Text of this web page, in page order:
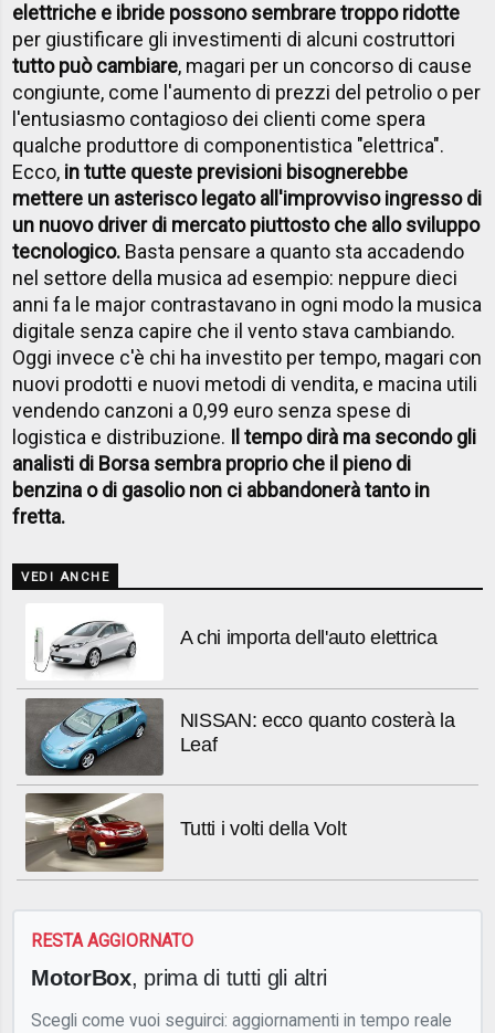
elettriche e ibride possono sembrare troppo ridotte
per giustificare gli investimenti di alcuni costruttori
tutto può cambiare, magari per un concorso di cause
congiunte, come l'aumento di prezzi del petrolio o per
l'entusiasmo contagioso dei clienti come spera
qualche produttore di componentistica "elettrica".
Ecco, in tutte queste previsioni bisognerebbe
mettere un asterisco legato all'improvviso ingresso di
un nuovo driver di mercato piuttosto che allo sviluppo
tecnologico. Basta pensare a quanto sta accadendo
nel settore della musica ad esempio: neppure dieci
anni fa le major contrastavano in ogni modo la musica
digitale senza capire che il vento stava cambiando.
Oggi invece c'è chi ha investito per tempo, magari con
nuovi prodotti e nuovi metodi di vendita, e macina utili
vendendo canzoni a 0,99 euro senza spese di
logistica e distribuzione. Il tempo dirà ma secondo gli
analisti di Borsa sembra proprio che il pieno di
benzina o di gasolio non ci abbandonerà tanto in
fretta.
VEDI ANCHE
A chi importa dell'auto elettrica
NISSAN: ecco quanto costerà la
Leaf
Tutti i volti della Volt
RESTA AGGIORNATO
MotorBox, prima di tutti gli altri
Scegli come vuoi seguirci: aggiornamenti in tempo reale